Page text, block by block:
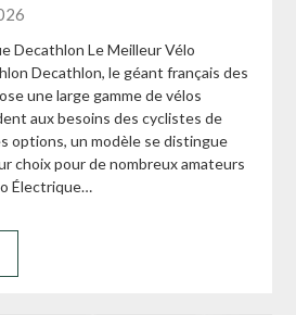
Decathlon Le Meilleur Vélo
Decathlon, le géant français des
une large gamme de vélos
aux besoins des cyclistes de
options, un modèle se distingue
choix pour de nombreux amateurs
Électrique…